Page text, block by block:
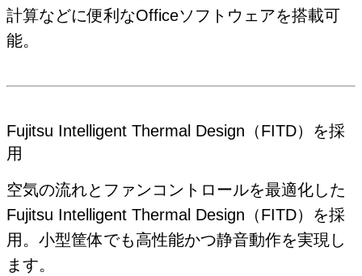
計算などに便利なOfficeソフトウェアを搭載可
能。
Fujitsu Intelligent Thermal Design（FITD）を採
用
空気の流れとファンコントロールを最適化した
Fujitsu Intelligent Thermal Design（FITD）を採
用。小型筐体でも高性能かつ静音動作を実現し
ます。